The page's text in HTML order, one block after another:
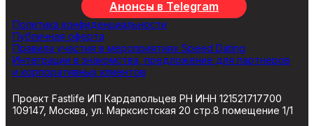
Анонсы в Telegram
Политика конфиденциальности
Публичная оферта
Правила участия в мероприятиях Speed Dating
Интеграции в знакомства, предложение для партнеров
и корпоративных клиентов
Проект Fastlife ИП Кардапольцев РН ИНН 121521717700
109147, Москва, ул. Марксистская 20 стр.8 помещение 1/1